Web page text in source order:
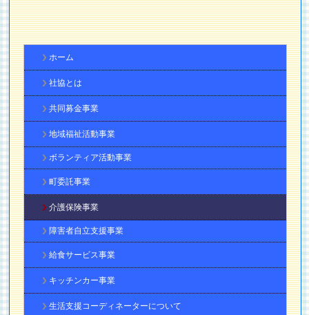
ホーム
社協とは
共同募金事業
地域福祉活動事業
ボランティア活動事業
町委託事業
介護保険事業
障害者自立支援事業
給食サービス事業
キッチンカー事業
生活支援コーディネーターについて